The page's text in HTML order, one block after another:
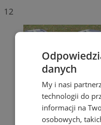
12
danych
My i nasi
technologii do
informacji na
osobowych,